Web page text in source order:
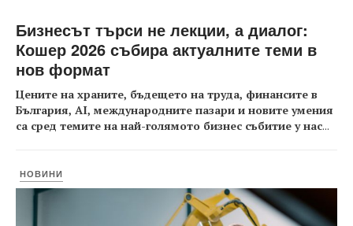
Бизнесът търси не лекции, а диалог:
Кошер 2026 събира актуалните теми в
нов формат
Цените на храните, бъдещето на труда, финансите в
България, AI, международните пазари и новите умения
са сред темите на най-голямото бизнес събитие у нас...
НОВИНИ